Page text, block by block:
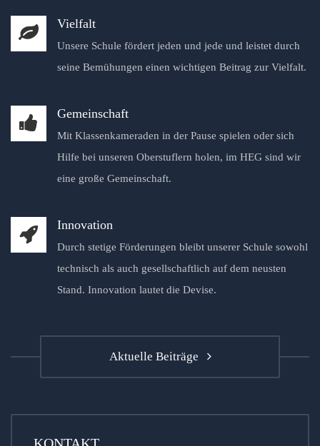
Vielfalt
Unsere Schule fördert jeden und jede und leistet durch
seine Bemühungen einen wichtigen Beitrag zur Vielfalt.
Gemeinschaft
Mit Klassenkameraden in der Pause spielen oder sich
Hilfe bei unseren Oberstuflern holen, im HEG sind wir
eine große Gemeinschaft.
Innovation
Durch stetige Förderungen bleibt unserer Schule sowohl
technisch als auch gesellschaftlich auf dem neusten
Stand. Innovation lautet die Devise.
Aktuelle Beiträge